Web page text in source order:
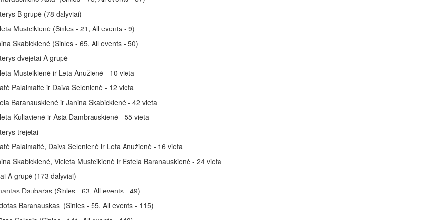
B grupė (78 dalyviai)
Musteikienė (Sinles - 21, All events - 9)
Skabickienė (Sinles - 65, All events - 50)
dvejetai A grupė
Musteikienė ir Leta Anužienė - 10 vieta
Palaimaite ir Daiva Selenienė - 12 vieta
Baranauskienė ir Janina Skabickienė - 42 vieta
Kuliavienė ir Asta Dambrauskienė - 55 vieta
trejetai
Palaimaitė, Daiva Selenienė ir Leta Anužienė - 16 vieta
Skabickienė, Violeta Musteikienė ir Estela Baranauskienė - 24 vieta
A grupė (173 dalyviai)
Daubaras (Sinles - 63, All events - 49)
Baranauskas (Sinles - 55, All events - 115)